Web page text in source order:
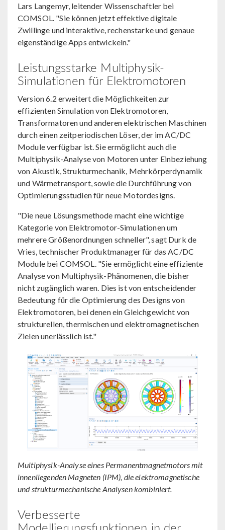
Lars Langemyr, leitender Wissenschaftler bei
COMSOL. "Sie können jetzt effektive digitale
Zwillinge und interaktive, rechenstarke und genaue
eigenständige Apps entwickeln."
Leistungsstarke Multiphysik-
Simulationen für Elektromotoren
Version 6.2 erweitert die Möglichkeiten zur
effizienten Simulation von Elektromotoren,
Transformatoren und anderen elektrischen Maschinen
durch einen zeitperiodischen Löser, der im AC/DC
Module verfügbar ist. Sie ermöglicht auch die
Multiphysik-Analyse von Motoren unter Einbeziehung
von Akustik, Strukturmechanik, Mehrkörperdynamik
und Wärmetransport, sowie die Durchführung von
Optimierungsstudien für neue Motordesigns.
"Die neue Lösungsmethode macht eine wichtige
Kategorie von Elektromotor-Simulationen um
mehrere Größenordnungen schneller", sagt Durk de
Vries, technischer Produktmanager für das AC/DC
Module bei COMSOL. "Sie ermöglicht eine effiziente
Analyse von Multiphysik-Phänomenen, die bisher
nicht zugänglich waren. Dies ist von entscheidender
Bedeutung für die Optimierung des Designs von
Elektromotoren, bei denen ein Gleichgewicht von
strukturellen, thermischen und elektromagnetischen
Zielen unerlässlich ist."
Multiphysik-Analyse eines Permanentmagnetmotors mit
innenliegenden Magneten (IPM), die elektromagnetische
und strukturmechanische Analysen kombiniert.
Verbesserte